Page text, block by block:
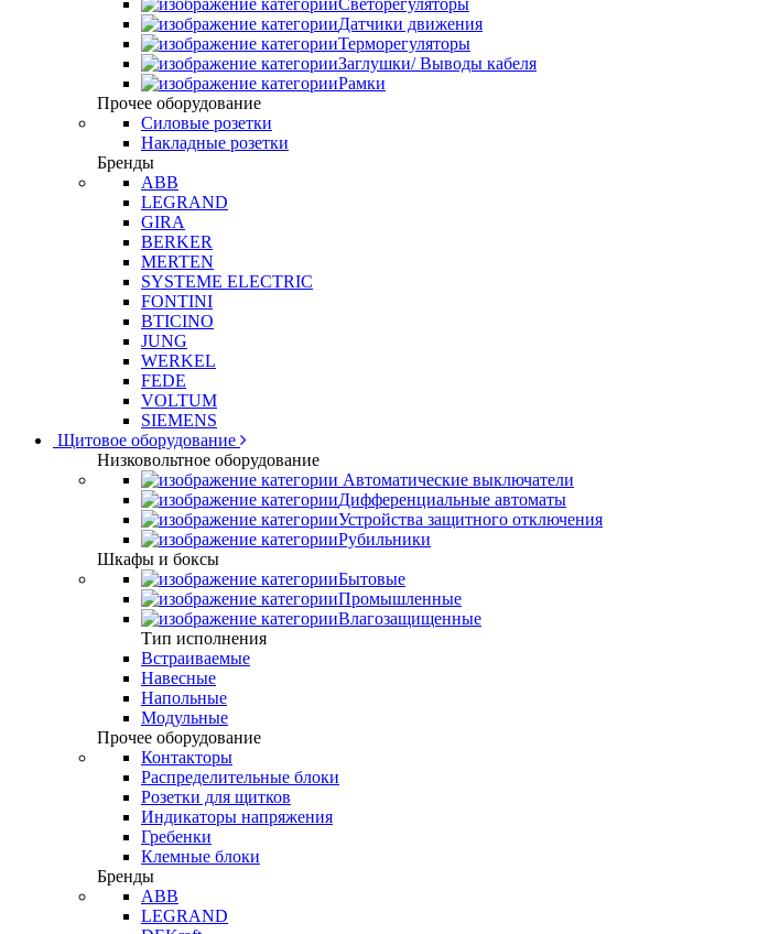
Светорегуляторы
Датчики движения
Терморегуляторы
Заглушки/ Выводы кабеля
Рамки
Прочее оборудование
Силовые розетки
Накладные розетки
Бренды
ABB
LEGRAND
GIRA
BERKER
MERTEN
SYSTEME ELECTRIC
FONTINI
BTICINO
JUNG
WERKEL
FEDE
VOLTUM
SIEMENS
Щитовое оборудование
Низковольтное оборудование
Автоматические выключатели
Дифференциальные автоматы
Устройства защитного отключения
Рубильники
Шкафы и боксы
Бытовые
Промышленные
Влагозащищенные
Тип исполнения
Встраиваемые
Навесные
Напольные
Модульные
Прочее оборудование
Контакторы
Распределительные блоки
Розетки для щитков
Индикаторы напряжения
Гребенки
Клемные блоки
Бренды
ABB
LEGRAND